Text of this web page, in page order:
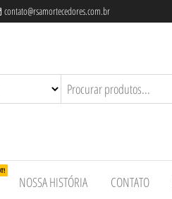
contato@rsamortecedores.com.br
NOSSA HISTÓRIA CONTATO